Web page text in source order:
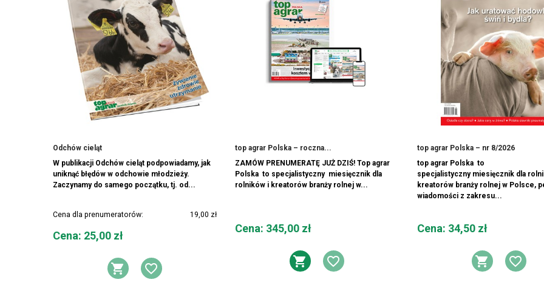
Odchów cieląt
W publikacji Odchów cieląt podpowiadamy, jak
uniknąć błędów w odchowie młodzieży.
Zaczynamy do samego początku, tj. od...
Cena dla prenumeratorów: 19,00 zł
Cena
Cena: 25,00 zł
DODAJ DO KOSZYKA
DODAJ DO LISTY ŻYCZEŃ
top agrar Polska – roczna...
ZAMÓW PRENUMERATĘ JUŻ DZIŚ! Top agrar
Polska to specjalistyczny miesięcznik dla
rolników i kreatorów branży rolnej w...
Cena
Cena: 345,00 zł
DODAJ DO KOSZYKA
DODAJ DO LISTY ŻYCZEŃ
top agrar Polska – nr 8/2026
top agrar Polska to
specjalistyczny miesięcznik dla
kreatorów branży rolnej w Polsce,
wiadomości z zakresu...
Cena
Cena: 34,50 zł
DODAJ